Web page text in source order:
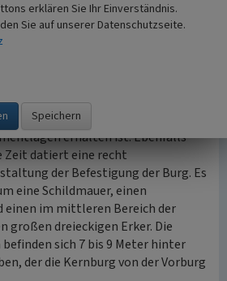
nach oben
(9.-12. Jahrhundert)
Bauelemente stammen aus der
n. Chr. Es handelt sich um eine
der Ansatz eines halbrunden
erhalten ist. Ebenfalls
Zeit datiert eine recht
der Befestigung der Burg. Es
eine Schildmauer, einen
einen im mittleren Bereich der
großen dreieckigen Erker. Die
sich 7 bis 9 Meter hinter
der die Kernburg von der Vorburg
erklären Sie Ihr Einverständnis.
Sie auf unserer Datenschutzseite.